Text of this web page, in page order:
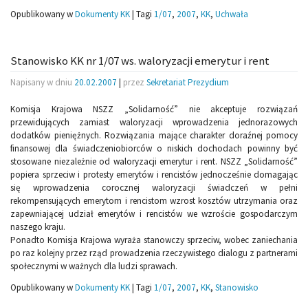
Opublikowany wDokumenty KK| Tagi 1/07, 2007, KK, Uchwała
Stanowisko KK nr 1/07 ws. waloryzacji emerytur i rent
Napisany w dniu 20.02.2007 | przez Sekretariat Prezydium
Komisja Krajowa NSZZ „Solidarność” nie akceptuje rozwiązań
przewidujących zamiast waloryzacji wprowadzenia jednorazowych
dodatków pieniężnych. Rozwiązania mające charakter doraźnej pomocy
finansowej dla świadczeniobiorców o niskich dochodach powinny być
stosowane niezależnie od waloryzacji emerytur i rent. NSZZ „Solidarność”
popiera sprzeciw i protesty emerytów i rencistów jednocześnie domagając
się wprowadzenia corocznej waloryzacji świadczeń w pełni
rekompensujących emerytom i rencistom wzrost kosztów utrzymania oraz
zapewniającej udział emerytów i rencistów we wzroście gospodarczym
naszego kraju.
Ponadto Komisja Krajowa wyraża stanowczy sprzeciw, wobec zaniechania
po raz kolejny przez rząd prowadzenia rzeczywistego dialogu z partnerami
społecznymi w ważnych dla ludzi sprawach.
Opublikowany wDokumenty KK| Tagi 1/07, 2007, KK, Stanowisko